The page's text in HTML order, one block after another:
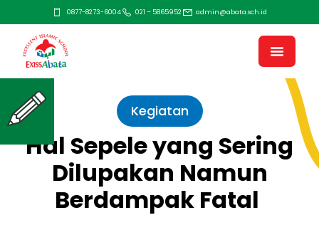
0877-8273-6004 021 – 5865952 admin@abata.sch.id
Kegiatan
Hal Sepele yang Sering
Dilupakan Namun
Berdampak Fatal